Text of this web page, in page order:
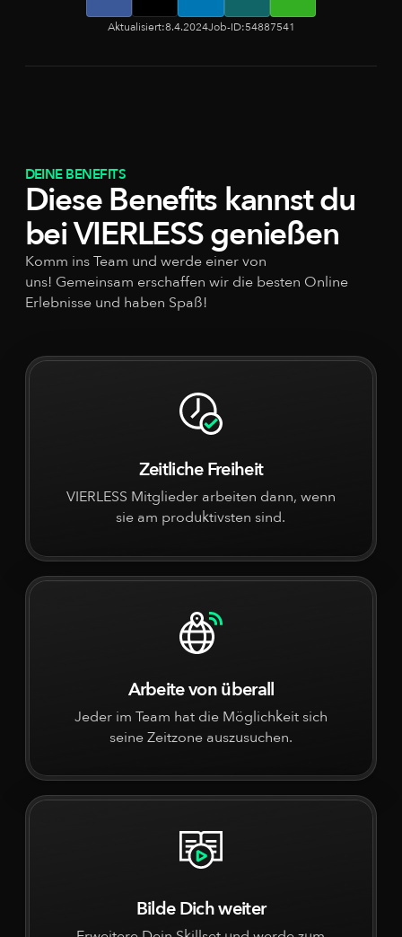
Aktualisiert:8.4.2024Job-ID:54887541
DEINE BENEFITS
Diese Benefits kannst du
bei VIERLESS genießen
Komm ins Team und werde einer von
uns! Gemeinsam erschaffen wir die besten Online
Erlebnisse und haben Spaß!
Zeitliche Freiheit
VIERLESS Mitglieder arbeiten dann, wenn
sie am produktivsten sind.
Arbeite von überall
Jeder im Team hat die Möglichkeit sich
seine Zeitzone auszusuchen.
Bilde Dich weiter